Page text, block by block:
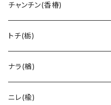
チャンチン(香椿)
トチ(栃)
ナラ(楢)
ニレ(楡)